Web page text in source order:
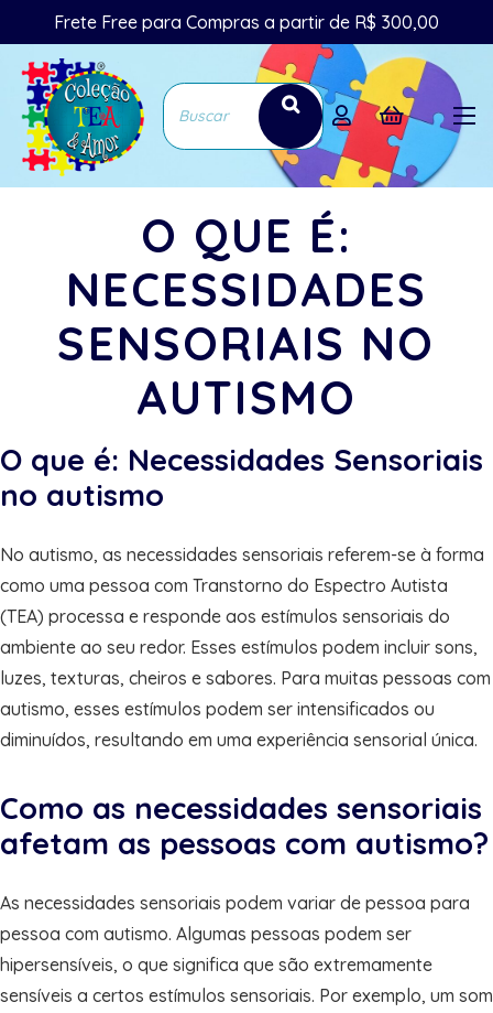
Frete Free para Compras a partir de R$ 300,00
O QUE É:
NECESSIDADES
SENSORIAIS NO
AUTISMO
O que é: Necessidades Sensoriais
no autismo
No autismo, as necessidades sensoriais referem-se à forma
como uma pessoa com Transtorno do Espectro Autista
(TEA) processa e responde aos estímulos sensoriais do
ambiente ao seu redor. Esses estímulos podem incluir sons,
luzes, texturas, cheiros e sabores. Para muitas pessoas com
autismo, esses estímulos podem ser intensificados ou
diminuídos, resultando em uma experiência sensorial única.
Como as necessidades sensoriais
afetam as pessoas com autismo?
As necessidades sensoriais podem variar de pessoa para
pessoa com autismo. Algumas pessoas podem ser
hipersensíveis, o que significa que são extremamente
sensíveis a certos estímulos sensoriais. Por exemplo, um som